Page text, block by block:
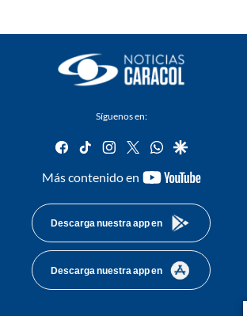
Síguenos en:
facebook
tiktok instagram
twitterwhatsapp
google
Más contenido en
youtube-
Descarga nuestra app en
Descarga nuestra app en